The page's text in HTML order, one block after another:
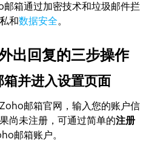
邮箱通过加密技术和垃圾邮件拦
和数据安全。
出回复的三步操作
并进入设置页面
Zoho邮箱官网，输入您的账户信
尚未注册，可通过简单的注册
邮箱账户。